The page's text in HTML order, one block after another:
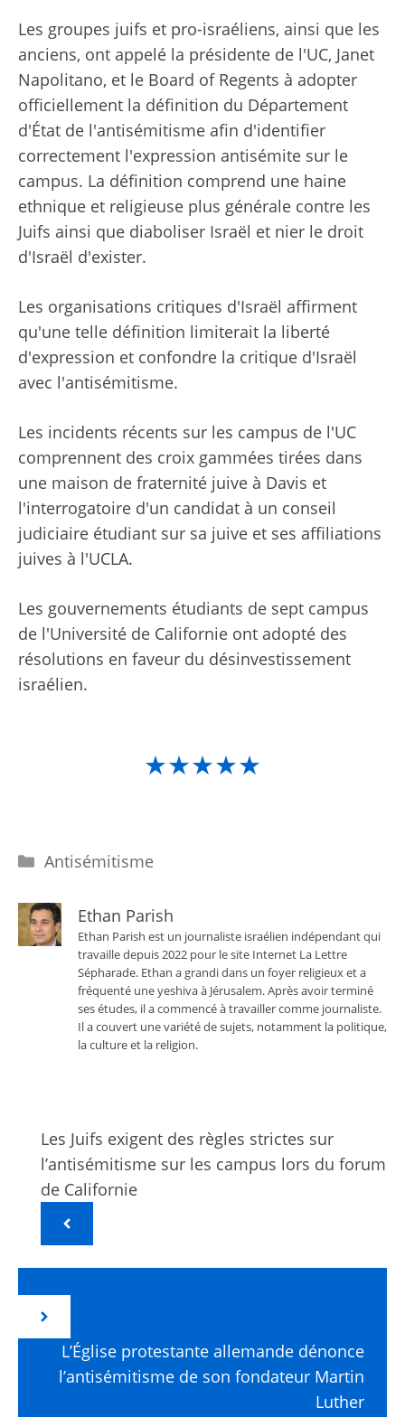
Les groupes juifs et pro-israéliens, ainsi que les
anciens, ont appelé la présidente de l'UC, Janet
Napolitano, et le Board of Regents à adopter
officiellement la définition du Département
d'État de l'antisémitisme afin d'identifier
correctement l'expression antisémite sur le
campus. La définition comprend une haine
ethnique et religieuse plus générale contre les
Juifs ainsi que diaboliser Israël et nier le droit
d'Israël d'exister.
Les organisations critiques d'Israël affirment
qu'une telle définition limiterait la liberté
d'expression et confondre la critique d'Israël
avec l'antisémitisme.
Les incidents récents sur les campus de l'UC
comprennent des croix gammées tirées dans
une maison de fraternité juive à Davis et
l'interrogatoire d'un candidat à un conseil
judiciaire étudiant sur sa juive et ses affiliations
juives à l'UCLA.
Les gouvernements étudiants de sept campus
de l'Université de Californie ont adopté des
résolutions en faveur du désinvestissement
israélien.
★★★★★
Catégories
Antisémitisme
Ethan Parish
Ethan Parish est un journaliste israélien indépendant qui
travaille depuis 2022 pour le site Internet La Lettre
Sépharade. Ethan a grandi dans un foyer religieux et a
fréquenté une yeshiva à Jérusalem. Après avoir terminé
ses études, il a commencé à travailler comme journaliste.
Il a couvert une variété de sujets, notamment la politique,
la culture et la religion.
Les Juifs exigent des règles strictes sur
l’antisémitisme sur les campus lors du forum
de Californie
L’Église protestante allemande dénonce
l’antisémitisme de son fondateur Martin
Luther